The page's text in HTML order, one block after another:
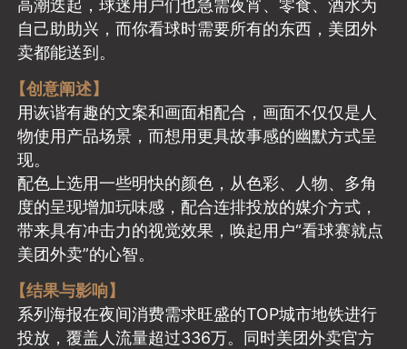
高潮迭起，球迷用户们也急需夜宵、零食、酒水为
自己助助兴，而你看球时需要所有的东西，美团外
卖都能送到。
【创意阐述】
用诙谐有趣的文案和画面相配合，画面不仅仅是人
物使用产品场景，而想用更具故事感的幽默方式呈
现。
配色上选用一些明快的颜色，从色彩、人物、多角
度的呈现增加玩味感，配合连排投放的媒介方式，
带来具有冲击力的视觉效果，唤起用户“看球赛就点
美团外卖”的心智。
【结果与影响】
系列海报在夜间消费需求旺盛的TOP城市地铁进行
投放，覆盖人流量超过336万。同时美团外卖官方